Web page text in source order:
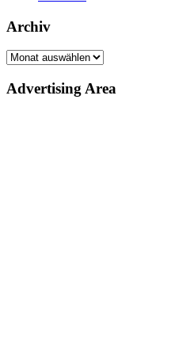
Archiv
Archiv
Advertising Area